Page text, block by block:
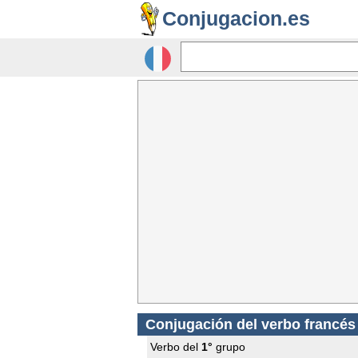
Conjugacion.es
Conjugación del verbo francés
Verbo del 1° grupo